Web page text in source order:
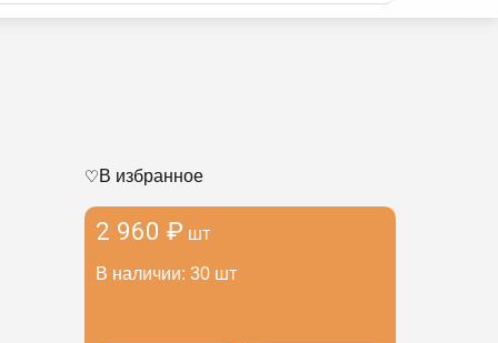
2 960 ₽ шт
В наличии: 30 шт
В избранное